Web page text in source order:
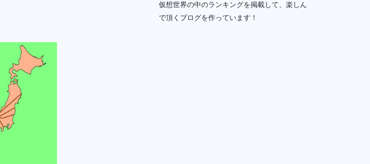
仮想世界の中のランキングを掲載して、楽しん
で頂くブログを作っています！